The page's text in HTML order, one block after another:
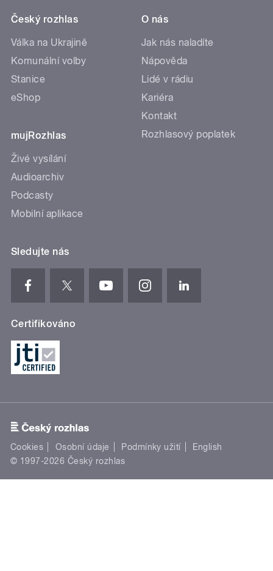
Český rozhlas
Válka na Ukrajině
Komunální volby
Stanice
eShop
mujRozhlas
Živé vysílání
Audioarchiv
Podcasty
Mobilní aplikace
O nás
Jak nás naladíte
Nápověda
Lidé v rádiu
Kariéra
Kontakt
Rozhlasový poplatek
Sledujte nás
Certifikováno
Cookies Osobní údaje Podmínky užití
English
© 1997-2026 Český rozhlas